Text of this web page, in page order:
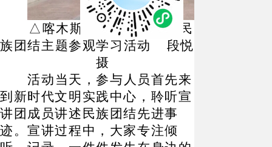
△喀木斯特布拉克村开展民
族团结主题参观学习活动
段悦
摄
活动当天，参与人员首先来
到新时代文明实践中心，聆听宣
讲团成员讲述民族团结先进事
迹。宣讲过程中，大家专注倾